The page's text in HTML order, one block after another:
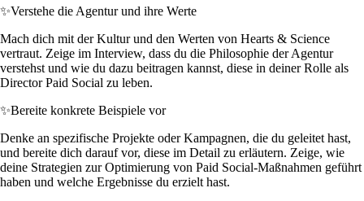
✨Verstehe die Agentur und ihre Werte
Mach dich mit der Kultur und den Werten von Hearts & Science
vertraut. Zeige im Interview, dass du die Philosophie der Agentur
verstehst und wie du dazu beitragen kannst, diese in deiner Rolle als
Director Paid Social zu leben.
✨Bereite konkrete Beispiele vor
Denke an spezifische Projekte oder Kampagnen, die du geleitet hast,
und bereite dich darauf vor, diese im Detail zu erläutern. Zeige, wie
deine Strategien zur Optimierung von Paid Social-Maßnahmen geführt
haben und welche Ergebnisse du erzielt hast.